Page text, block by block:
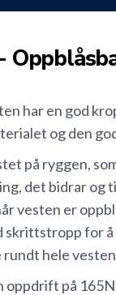
har en god
og den
på ryggen,
det bidrar og
vesten er
skrittstropp for
rundt hele
oppdrift på